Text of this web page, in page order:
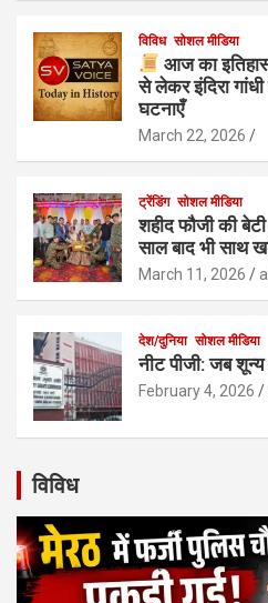
विविध सोशल मीडिया
आज का
से लेकर इंदिरा
घटनाएँ
March 22, 2026
ट्रेंडिंग सोशल मीडिया
शहीद फौजी की
साल बाद भी साथ
March 11, 2026
देश/दुनिया सोशल मीडिया
नीट पीजी: जब
February 4, 2026
विविध